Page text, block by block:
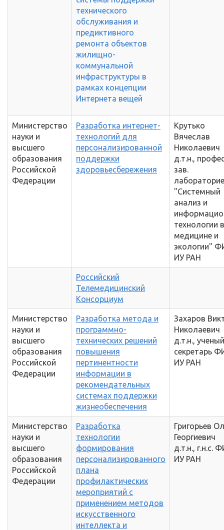
технического
обслуживания и
предиктивного
ремонта объектов
жилищно-
коммунальной
инфраструктуры в
рамках концепции
Интернета вещей
Министерство
науки и
высшего
образования
Российской
Федерации
Разработка интернет-
технологий для
персонализированной
поддержки
здоровьесбережения
Крутько
Вячеслав
Николаевич
д.т.н.,
зав.
"Системный
анализ и
технологии в
медицине и
экологии"
ИУ РАН
Российский
Телемедицинский
Консорциум
Министерство
науки и
высшего
образования
Российской
Федерации
Разработка метода и
программно-
технических решений
повышения
пертинентности
информации в
рекомендательных
системах поддержки
жизнеобеспечения
Захаров
Николаевич
д.т.н., ученый
секретарь
ИУ РАН
Министерство
науки и
высшего
образования
Российской
Федерации
Разработка
технологии
формирования
персонализированного
плана
профилактических
мероприятий с
применением методов
искусственного
интеллекта и
Григорьев
Георгиевич
д.т.н., г.н.с.
ИУ РАН